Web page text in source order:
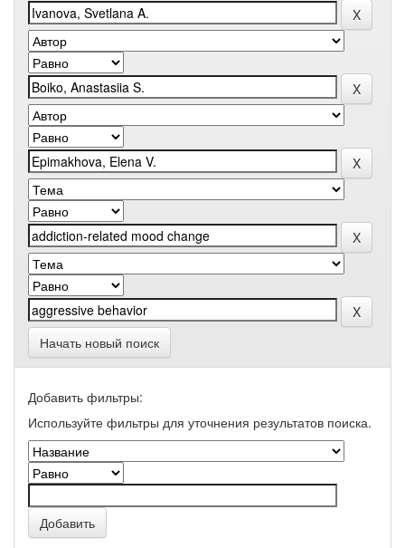
Начать новый поиск
Добавить фильтры:
Используйте фильтры для уточнения результатов поиска.